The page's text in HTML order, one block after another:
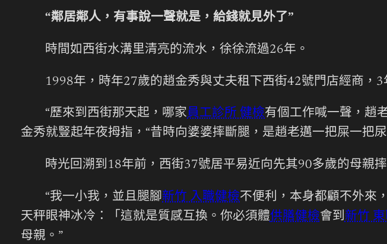
“鄰居鄰人，有事說一聲就是，給錢就見外了”
時間如西街水溝里清亮的流水，徐徐流過26年。
1998年，時年27歲的趙金秀與丈夫租下西街42號門店經商，
“歷來到西街那天起，哪家員工診所 健檢有個工作喊一聲，趙
金秀就豎起年夜拇指，“昔時向婆婆摔斷腿，是趙老邁一把屎一把
時光回溯到18年前，西街37號居平易近向先其90多歲的母親
“我一小我，並且腿腳新竹 入職健檢不便利，本身都顧不外來
天秤眼神冰冷：「這就是質感互換。你必須體供膳健檢會到新竹
母親。”